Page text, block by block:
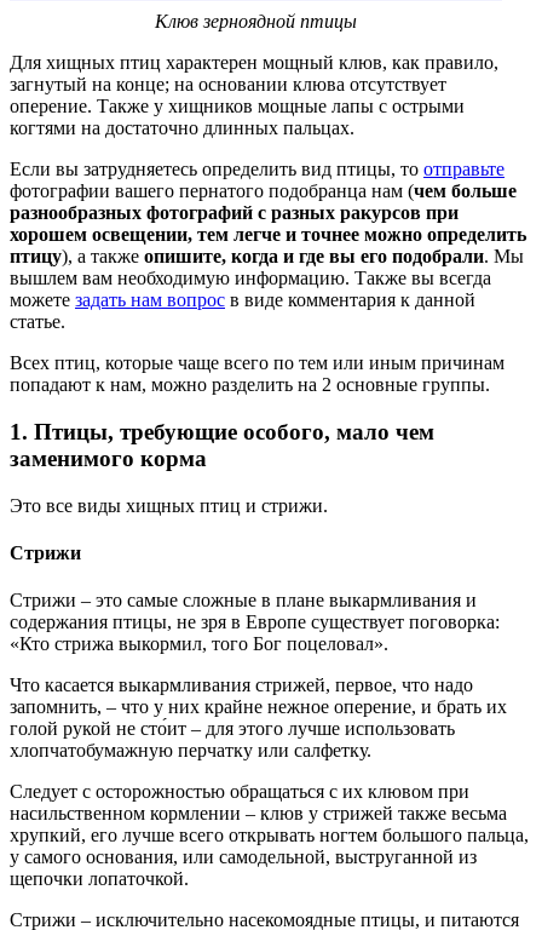
Клюв зерноядной птицы
Для хищных птиц характерен мощный клюв, как правило,
загнутый на конце; на основании клюва отсутствует
оперение. Также у хищников мощные лапы с острыми
когтями на достаточно длинных пальцах.
Если вы затрудняетесь определить вид птицы, то отправьте
фотографии вашего пернатого подобранца нам (чем больше
разнообразных фотографий с разных ракурсов при
хорошем освещении, тем легче и точнее можно определить
птицу), а также опишите, когда и где вы его подобрали. Мы
вышлем вам необходимую информацию. Также вы всегда
можете задать нам вопрос в виде комментария к данной
статье.
Всех птиц, которые чаще всего по тем или иным причинам
попадают к нам, можно разделить на 2 основные группы.
1. Птицы, требующие особого, мало чем
заменимого корма
Это все виды хищных птиц и стрижи.
Стрижи
Стрижи – это самые сложные в плане выкармливания и
содержания птицы, не зря в Европе существует поговорка:
«Кто стрижа выкормил, того Бог поцеловал».
Что касается выкармливания стрижей, первое, что надо
запомнить, – что у них крайне нежное оперение, и брать их
голой рукой не сто́ит – для этого лучше использовать
хлопчатобумажную перчатку или салфетку.
Следует с осторожностью обращаться с их клювом при
насильственном кормлении – клюв у стрижей также весьма
хрупкий, его лучше всего открывать ногтем большого пальца,
у самого основания, или самодельной, выструганной из
щепочки лопаточкой.
Стрижи – исключительно насекомоядные птицы, и питаются